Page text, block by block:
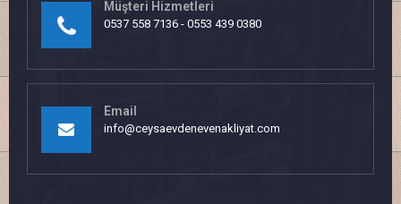
Müşteri Hizmetleri
0537 558 7136 - 0553 439 0380
Email
info@ceysaevdenevenakliyat.com